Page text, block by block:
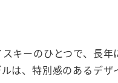
キーのひとつで、長
は、特別感のあるデ